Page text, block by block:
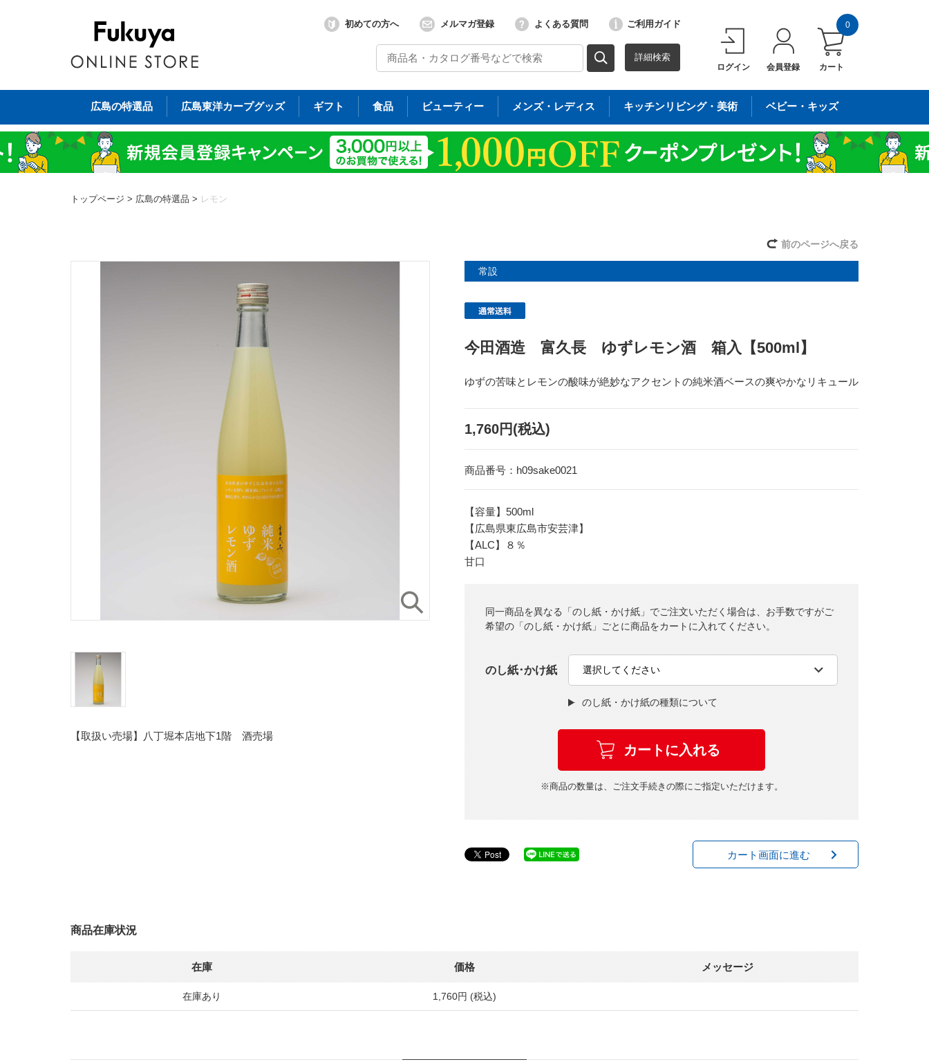
詳細検索
初めての方へ メルマガ登録 よくある質問 ご利用ガイド
ログイン 会員登録 カート
0
広島の特選品 広島東洋カープグッズ ギフト 食品 ビューティー メンズ・レディス キッチンリビング・美術 ベビー・キッズ
トップページ > 広島の特選品 > レモン
前のページへ戻る
【取扱い売場】八丁堀本店地下1階 酒売場
常設
今田酒造 富久長 ゆずレモン酒 箱入【500ml】
ゆずの苦味とレモンの酸味が絶妙なアクセントの純米酒ベースの爽やかなリキュール
1,760円(税込)
商品番号： h09sake0021
【容量】500ml
【広島県東広島市安芸津】
【ALC】８％
甘口
同一商品を異なる「のし紙・かけ紙」でご注文いただく場合は、お手数ですがご
希望の「のし紙・かけ紙」ごとに商品をカートに入れてください。
のし紙･かけ紙
のし紙・かけ紙の種類について
※商品の数量は、ご注文手続きの際にご指定いただけます。
カート画面に進む
商品在庫状況
在庫 価格 メッセージ
在庫あり 1,760円 (税込)